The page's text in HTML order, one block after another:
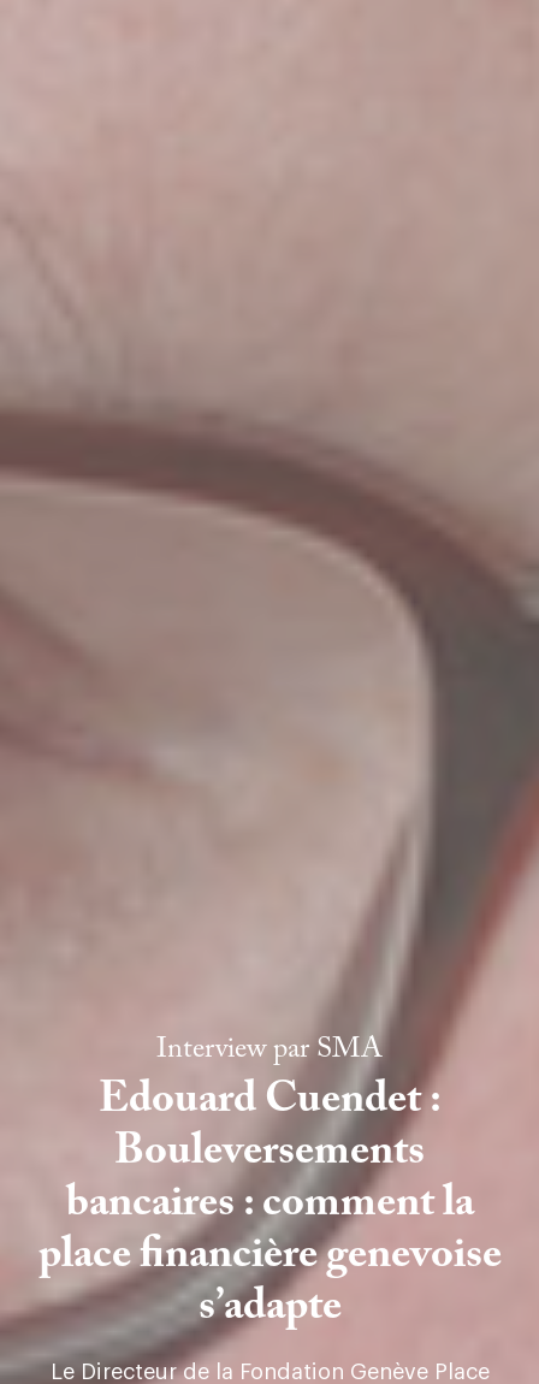
Interview par SMA
Edouard Cuendet :
Bouleversements
bancaires : comment la
place financière genevoise
s’adapte
Le Directeur de la Fondation Genève Place